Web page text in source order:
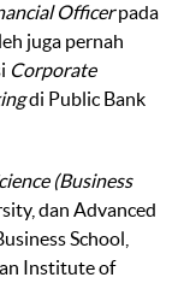
Officerpada
juga pernah
Corporate
di Public Bank
(Business
dan Advanced
School,
Institute of